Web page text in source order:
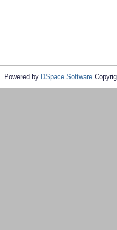
Powered by DSpace Software